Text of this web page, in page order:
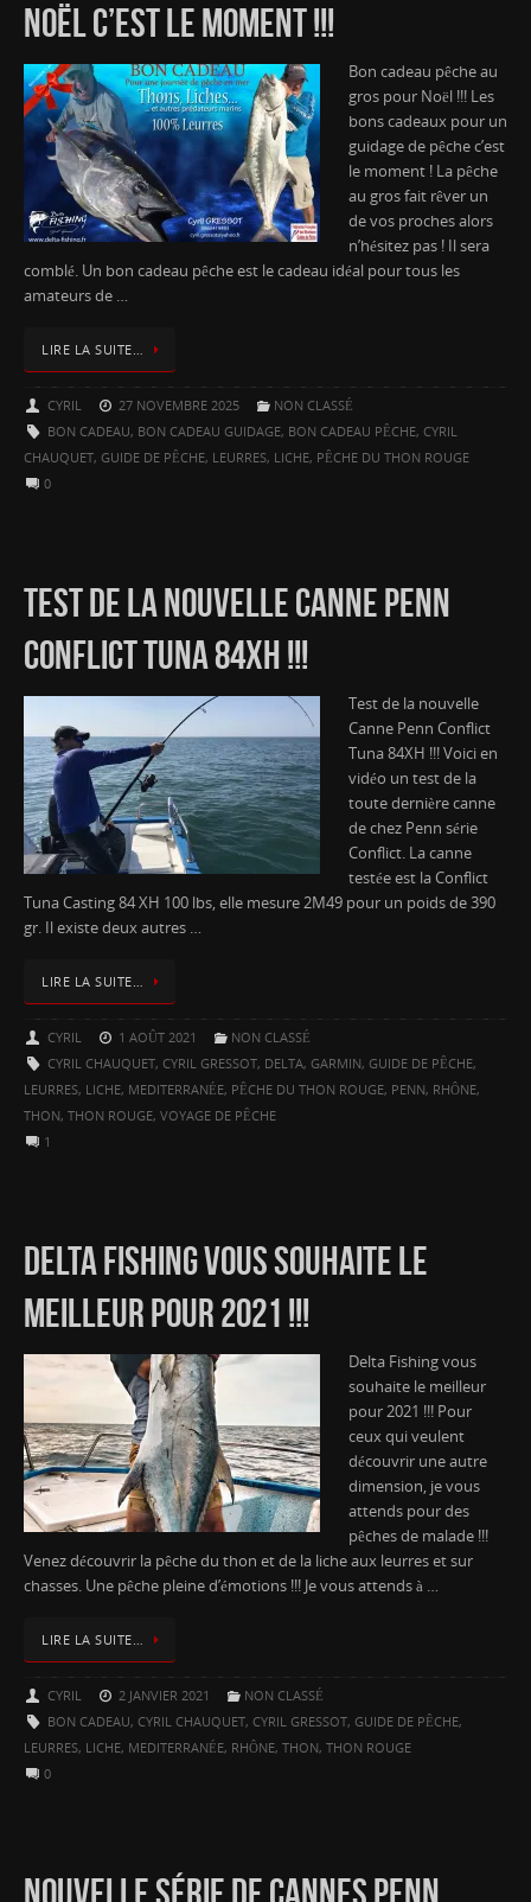
NOËL C’EST LE MOMENT !!!
Bon cadeau pêche au
gros pour Noël !!! Les
bons cadeaux pour un
guidage de pêche c’est
le moment ! La pêche
au gros fait rêver un
de vos proches alors
n’hésitez pas ! Il sera
comblé. Un bon cadeau pêche est le cadeau idéal pour tous les
amateurs de …
LIRE LA SUITE…
CYRIL 27 NOVEMBRE 2025
NON CLASSÉ
BON CADEAU, BON CADEAU GUIDAGE, BON CADEAU PÊCHE, CYRIL
CHAUQUET, GUIDE DE PÊCHE, LEURRES, LICHE, PÊCHE DU THON ROUGE
0
TEST DE LA NOUVELLE CANNE PENN
CONFLICT TUNA 84XH !!!
Test de la nouvelle
Canne Penn Conflict
Tuna 84XH !!! Voici en
vidéo un test de la
toute dernière canne
de chez Penn série
Conflict. La canne
testée est la Conflict
Tuna Casting 84 XH 100 lbs, elle mesure 2M49 pour un poids de 390
gr. Il existe deux autres …
LIRE LA SUITE…
CYRIL 1 AOÛT 2021
NON CLASSÉ
CYRIL CHAUQUET, CYRIL GRESSOT, DELTA, GARMIN, GUIDE DE PÊCHE,
LEURRES, LICHE, MEDITERRANÉE, PÊCHE DU THON ROUGE, PENN, RHÔNE,
THON, THON ROUGE, VOYAGE DE PÊCHE
1
DELTA FISHING VOUS SOUHAITE LE
MEILLEUR POUR 2021 !!!
Delta Fishing vous
souhaite le meilleur
pour 2021 !!! Pour
ceux qui veulent
découvrir une autre
dimension, je vous
attends pour des
pêches de malade !!!
Venez découvrir la pêche du thon et de la liche aux leurres et sur
chasses. Une pêche pleine d’émotions !!! Je vous attends à …
LIRE LA SUITE…
CYRIL 2 JANVIER 2021
NON CLASSÉ
BON CADEAU, CYRIL CHAUQUET, CYRIL GRESSOT, GUIDE DE PÊCHE,
LEURRES, LICHE, MEDITERRANÉE, RHÔNE, THON, THON ROUGE
0